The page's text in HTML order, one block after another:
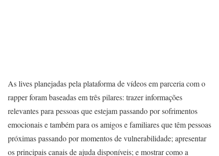
As lives planejadas pela plataforma de vídeos em parceria com o
rapper foram baseadas em três pilares: trazer informações
relevantes para pessoas que estejam passando por sofrimentos
emocionais e também para os amigos e familiares que têm pessoas
próximas passando por momentos de vulnerabilidade; apresentar
os principais canais de ajuda disponíveis; e mostrar como a